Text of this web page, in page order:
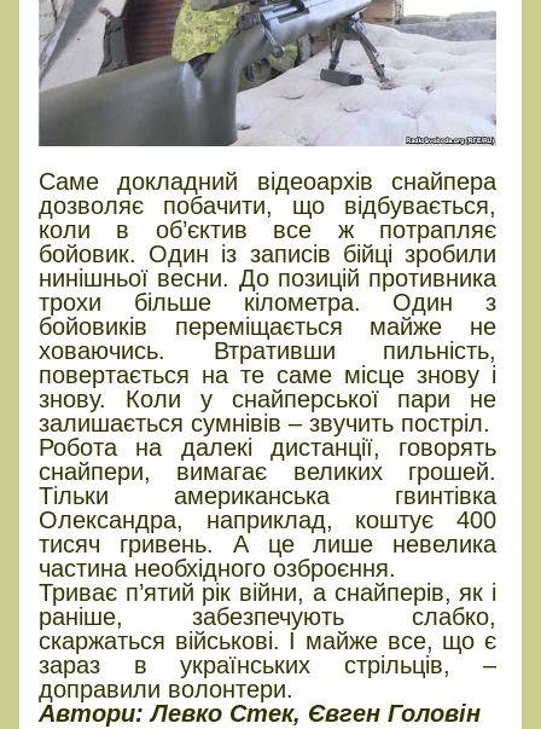
Саме докладний відеоархів снайпера
дозволяє побачити, що відбувається,
коли в об’єктив все ж потрапляє
бойовик. Один із записів бійці зробили
нинішньої весни. До позицій противника
трохи більше кілометра. Один з
бойовиків переміщається майже не
ховаючись. Втративши пильність,
повертається на те саме місце знову і
знову. Коли у снайперської пари не
залишається сумнівів – звучить постріл.
Робота на далекі дистанції, говорять
снайпери, вимагає великих грошей.
Тільки американська гвинтівка
Олександра, наприклад, коштує 400
тисяч гривень. А це лише невелика
частина необхідного озброєння.
Триває п’ятий рік війни, а снайперів, як і
раніше, забезпечують слабко,
скаржаться військові. І майже все, що є
зараз в українських стрільців, –
доправили волонтери.
Автори: Левко Стек, Євген Головін